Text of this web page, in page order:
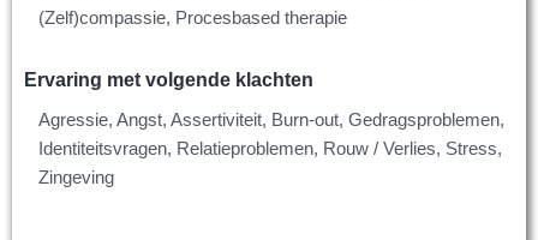
(Zelf)compassie, Procesbased therapie
Ervaring met volgende klachten
Agressie, Angst, Assertiviteit, Burn-out, Gedragsproblemen,
Identiteitsvragen, Relatieproblemen, Rouw / Verlies, Stress,
Zingeving